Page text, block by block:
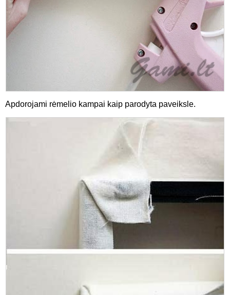
Apdorojami rėmelio kampai kaip parodyta paveiksle.